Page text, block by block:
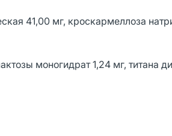
41,00 мг, кроскармеллоза
моногидрат 1,24 мг, титана